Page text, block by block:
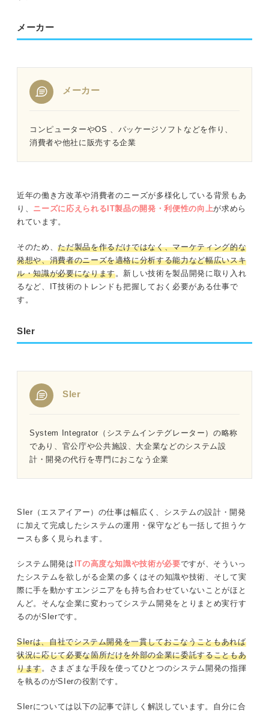
メーカー
メーカー
コンピューターやOS 、パッケージソフトなどを作り、
消費者や他社に販売する企業
近年の働き方改革や消費者のニーズが多様化している背景もあ
り、 ニーズに応えられるIT製品の開発・利便性の向上が求めら
れています。
そのため、ただ製品を作るだけではなく、マーケティング的な
発想や、消費者のニーズを適格に分析する能力など幅広いスキ
ル・知識が必要になります。新しい技術を製品開発に取り入れ
るなど、IT技術のトレンドも把握しておく必要がある仕事で
す。
SIer
SIer
System Integrator（システムインテグレーター）の略称
であり、官公庁や公共施設、大企業などのシステム設
計・開発の代行を専門におこなう企業
SIer（エスアイアー）の仕事は幅広く、システムの設計・開発
に加えて完成したシステムの運用・保守なども一括して担うケ
ースも多く見られます。
システム開発は ITの高度な知識や技術が必要ですが、そういっ
たシステムを欲しがる企業の多くはその知識や技術、そして実
際に手を動かすエンジニアをも持ち合わせていないことがほと
んど。そんな企業に変わってシステム開発をとりまとめ実行す
るのがSIerです。
SIerは、自社でシステム開発を一貫しておこなうこともあれば
状況に応じて必要な箇所だけを外部の企業に委託することもあ
ります。さまざまな手段を使ってひとつのシステム開発の指揮
を執るのがSIerの役割です。
SIerについては以下の記事で詳しく解説しています。自分に合